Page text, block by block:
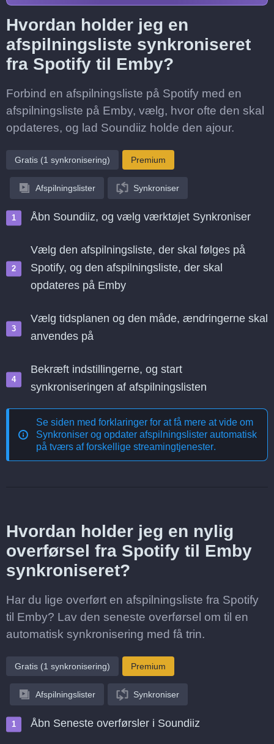
Hvordan holder jeg en
afspilningsliste synkroniseret
fra Spotify til Emby?
Forbind en afspilningsliste på Spotify med en
afspilningsliste på Emby, vælg, hvor ofte den skal
opdateres, og lad Soundiiz holde den ajour.
Gratis (1 synkronisering) Premium
Afspilningslister Synkroniser
Åbn Soundiiz, og vælg værktøjet Synkroniser
Vælg den afspilningsliste, der skal følges på
Spotify, og den afspilningsliste, der skal
opdateres på Emby
Vælg tidsplanen og den måde, ændringerne skal
anvendes på
Bekræft indstillingerne, og start
synkroniseringen af afspilningslisten
Se siden med forklaringer for at få mere at vide om
Synkroniser og opdater afspilningslister automatisk
på tværs af forskellige streamingtjenester.
Hvordan holder jeg en nylig
overførsel fra Spotify til Emby
synkroniseret?
Har du lige overført en afspilningsliste fra Spotify
til Emby? Lav den seneste overførsel om til en
automatisk synkronisering med få trin.
Gratis (1 synkronisering) Premium
Afspilningslister Synkroniser
Åbn Seneste overførsler i Soundiiz